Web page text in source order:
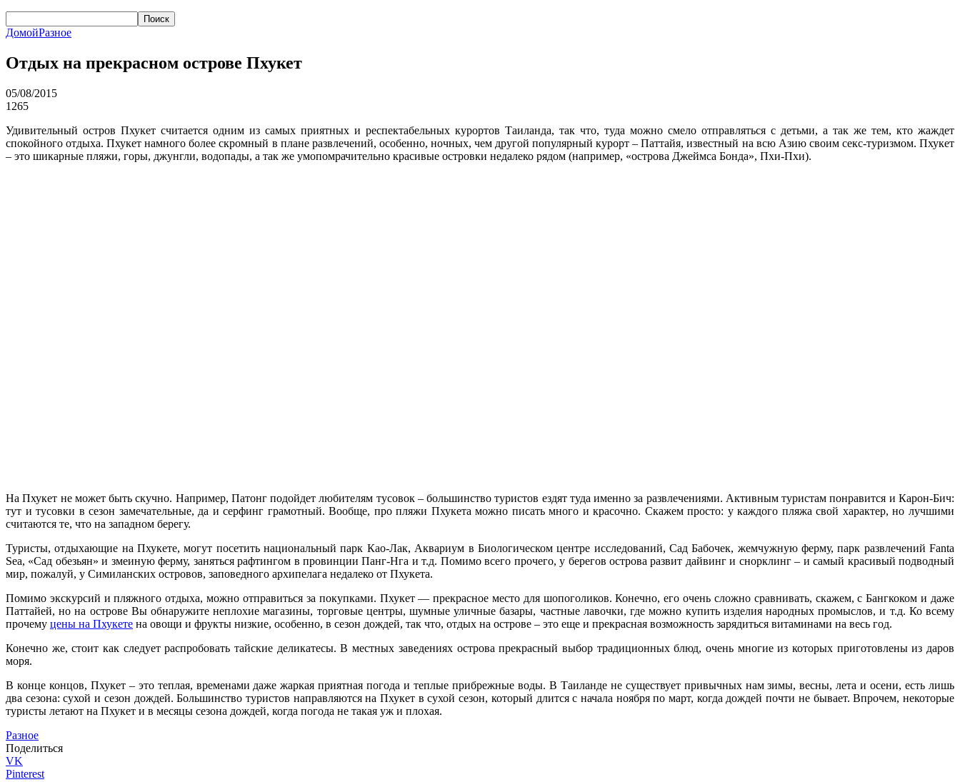
Поиск
ДомойРазное
Отдых на прекрасном острове Пхукет
05/08/2015
1265
Удивительный остров Пхукет считается одним из самых приятных и респектабельных курортов Таиланда, так что, туда можно смело отправляться с детьми, а так же тем, кто жаждет
спокойного отдыха. Пхукет намного более скромный в плане развлечений, особенно, ночных, чем другой популярный курорт – Паттайя, известный на всю Азию своим секс-туризмом. Пхукет
– это шикарные пляжи, горы, джунгли, водопады, а так же умопомрачительно красивые островки недалеко рядом (например, «острова Джеймса Бонда», Пхи-Пхи).
На Пхукет не может быть скучно. Например, Патонг подойдет любителям тусовок – большинство туристов ездят туда именно за развлечениями. Активным туристам понравится и Карон-Бич:
тут и тусовки в сезон замечательные, да и серфинг грамотный. Вообще, про пляжи Пхукета можно писать много и красочно. Скажем просто: у каждого пляжа свой характер, но лучшими
считаются те, что на западном берегу.
Туристы, отдыхающие на Пхукете, могут посетить национальный парк Као-Лак, Аквариум в Биологическом центре исследований, Сад Бабочек, жемчужную ферму, парк развлечений Fanta
Sea, «Сад обезьян» и змеиную ферму, заняться рафтингом в провинции Панг-Нга и т.д. Помимо всего прочего, у берегов острова развит дайвинг и снорклинг – и самый красивый подводный
мир, пожалуй, у Симиланских островов, заповедного архипелага недалеко от Пхукета.
Помимо экскурсий и пляжного отдыха, можно отправиться за покупками. Пхукет — прекрасное место для шопоголиков. Конечно, его очень сложно сравнивать, скажем, с Бангкоком и даже
Паттайей, но на острове Вы обнаружите неплохие магазины, торговые центры, шумные уличные базары, частные лавочки, где можно купить изделия народных промыслов, и т.д. Ко всему
прочему цены на Пхукете на овощи и фрукты низкие, особенно, в сезон дождей, так что, отдых на острове – это еще и прекрасная возможность зарядиться витаминами на весь год.
Конечно же, стоит как следует распробовать тайские деликатесы. В местных заведениях острова прекрасный выбор традиционных блюд, очень многие из которых приготовлены из даров
моря.
В конце концов, Пхукет – это теплая, временами даже жаркая приятная погода и теплые прибрежные воды. В Таиланде не существует привычных нам зимы, весны, лета и осени, есть лишь
два сезона: сухой и сезон дождей. Большинство туристов направляются на Пхукет в сухой сезон, который длится с начала ноября по март, когда дождей почти не бывает. Впрочем, некоторые
туристы летают на Пхукет и в месяцы сезона дождей, когда погода не такая уж и плохая.
Разное
Поделиться
VK
Pinterest